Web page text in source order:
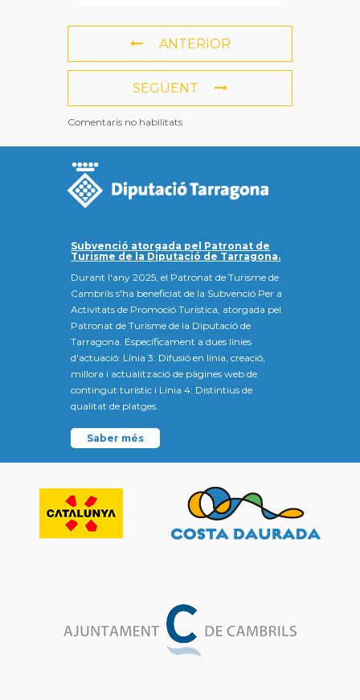
ANTERIOR
SEGÜENT
Comentaris no habilitats
Subvenció atorgada pel Patronat de
Turisme de la Diputació de Tarragona.
Durant l'any 2025, el Patronat de Turisme de
Cambrils s'ha beneficiat de la Subvenció Per a
Activitats de Promoció Turística, atorgada pel
Patronat de Turisme de la Diputació de
Tarragona. Específicament a dues línies
d'actuació: Línia 3: Difusió en línia, creació,
millora i actualització de pàgines web de
contingut turístic i Línia 4: Distintius de
qualitat de platges.
Saber més